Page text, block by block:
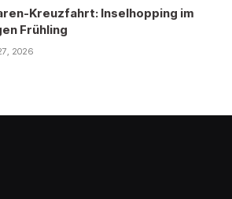
Kreuzfahrt: Inselhopping im
Frühling
2026